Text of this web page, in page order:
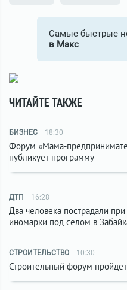
Самые быстрые
в Макс
ЧИТАЙТЕ ТАКЖЕ
БИЗНЕС 18:30
Форум «Мама-
публикует программу
ДТП 16:28
Два человека пострадали
иномарки под селом в
СТРОИТЕЛЬСТВО 10:30
Строительный форум